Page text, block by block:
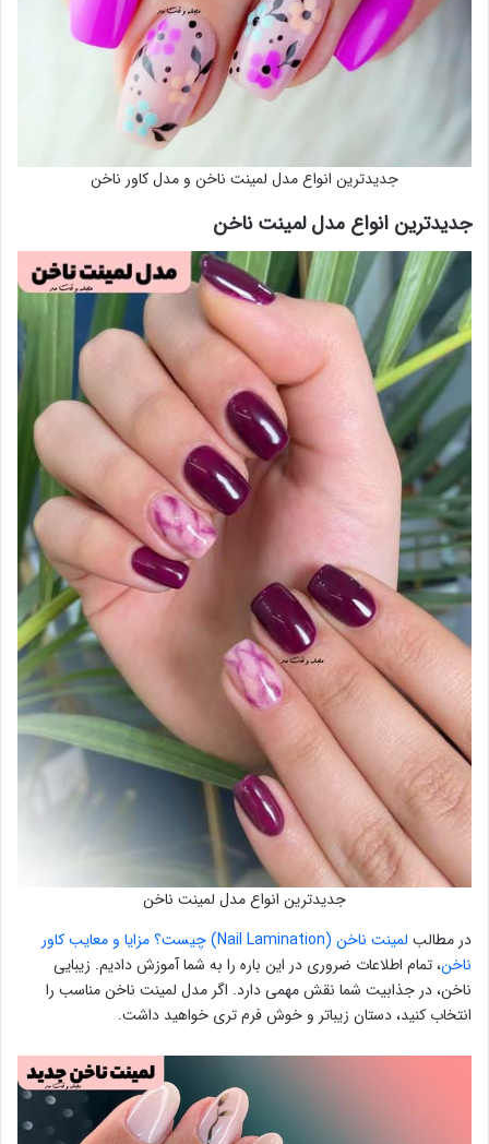
جدیدترین انواع مدل لمینت ناخن و مدل کاور ناخن
جدیدترین انواع مدل لمینت ناخن
جدیدترین انواع مدل لمینت ناخن
در مطالب
لمینت ناخن (Nail Lamination) چیست؟ مزایا و معایب کاور
ناخن، تمام اطلاعات ضروری در این باره را به شما آموزش دادیم. زیبایی
ناخن، در جذابیت شما نقش مهمی دارد. اگر مدل لمینت ناخن مناسب را
انتخاب کنید، دستان زیباتر و خوش فرم تری خواهید داشت.